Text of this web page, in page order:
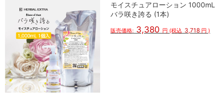
モイスチュアローション 1000mL
バラ咲き誇る (1本)
販売価格: 3,380 円 (税込 3,718 円 )